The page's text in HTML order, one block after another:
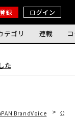
録 ログイン
テゴリ 連載
た
BrandVoice 公認